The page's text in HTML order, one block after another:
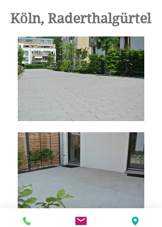
Köln, Raderthalgürtel